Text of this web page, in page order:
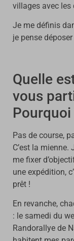
villages avec les
Je me définis
je pense
Quelle
vous
Pourquoi
Pas de course,
C’est la mienne.
me fixer
une expédition,
prêt !
En revanche,
: le samedi du
Randorallye de